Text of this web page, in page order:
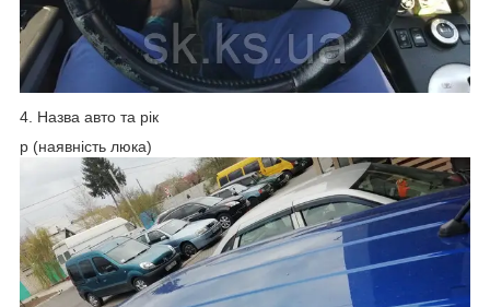
4. Назва авто та рік
p (наявність люка)